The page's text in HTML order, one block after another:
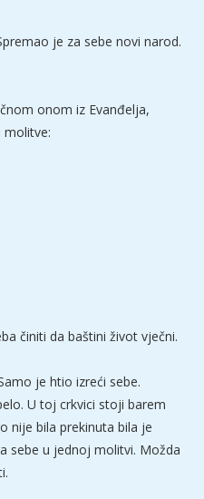
je za sebe novi narod.
onom iz Evanđelja,
molitve:
činiti da baštini život vječni.
je htio izreći sebe.
U toj crkvici stoji barem
nije bila prekinuta bila je
sebe u jednoj molitvi. Možda